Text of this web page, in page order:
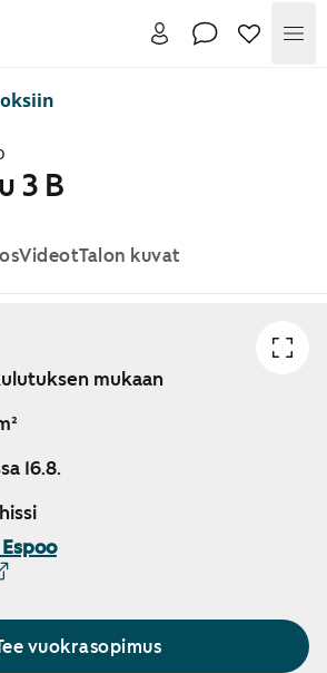
3 B
VideotTalon kuvat
mukaan
16.8.
vuokrasopimus